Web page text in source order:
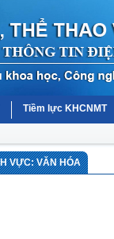
Tiềm lực KHCNMT
VỰC: VĂN HÓA